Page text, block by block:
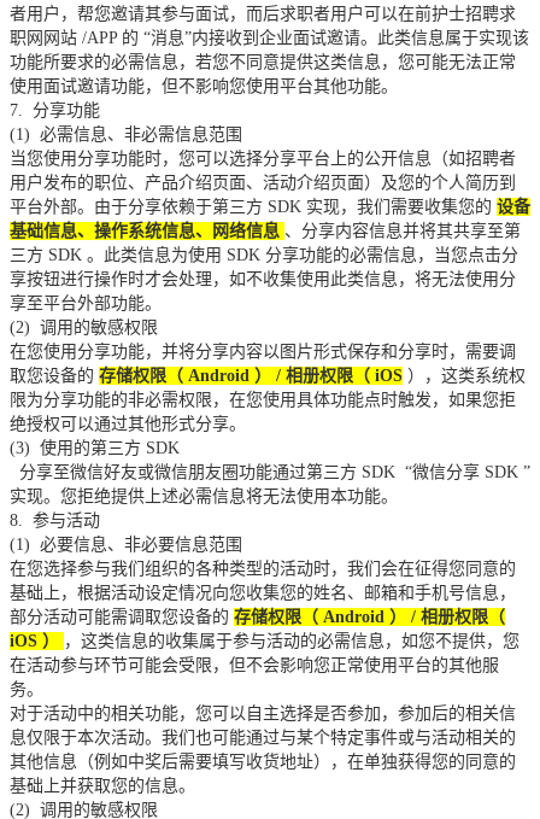
者用户，帮您邀请其参与面试，而后求职者用户可以在前护士招聘求
职网网站 /APP 的 “消息”内接收到企业面试邀请。此类信息属于实现该
功能所要求的必需信息，若您不同意提供这类信息，您可能无法正常
使用面试邀请功能，但不影响您使用平台其他功能。
7. 分享功能
(1) 必需信息、非必需信息范围
当您使用分享功能时，您可以选择分享平台上的公开信息（如招聘者
用户发布的职位、产品介绍页面、活动介绍页面）及您的个人简历到
平台外部。由于分享依赖于第三方 SDK 实现，我们需要收集您的 设备
基础信息、操作系统信息、网络信息 、分享内容信息并将其共享至第
三方 SDK 。此类信息为使用 SDK 分享功能的必需信息，当您点击分
享按钮进行操作时才会处理，如不收集使用此类信息，将无法使用分
享至平台外部功能。
(2) 调用的敏感权限
在您使用分享功能，并将分享内容以图片形式保存和分享时，需要调
取您设备的 存储权限（ Android ） / 相册权限（ iOS ），这类系统权
限为分享功能的非必需权限，在您使用具体功能点时触发，如果您拒
绝授权可以通过其他形式分享。
(3) 使用的第三方 SDK
分享至微信好友或微信朋友圈功能通过第三方 SDK “微信分享 SDK ”
实现。您拒绝提供上述必需信息将无法使用本功能。
8. 参与活动
(1) 必要信息、非必要信息范围
在您选择参与我们组织的各种类型的活动时，我们会在征得您同意的
基础上，根据活动设定情况向您收集您的姓名、邮箱和手机号信息，
部分活动可能需调取您设备的 存储权限（ Android ） / 相册权限（
iOS ）
，这类信息的收集属于参与活动的必需信息，如您不提供，您
在活动参与环节可能会受限，但不会影响您正常使用平台的其他服
务。
对于活动中的相关功能，您可以自主选择是否参加，参加后的相关信
息仅限于本次活动。我们也可能通过与某个特定事件或与活动相关的
其他信息（例如中奖后需要填写收货地址），在单独获得您的同意的
基础上并获取您的信息。
(2) 调用的敏感权限